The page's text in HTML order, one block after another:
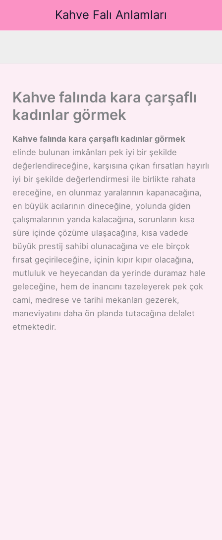
Kahve Falı Anlamları
Kahve falında kara çarşaflı
kadınlar görmek
Kahve falında kara çarşaflı kadınlar görmek
elinde bulunan imkânları pek iyi bir şekilde
değerlendireceğine, karşısına çıkan fırsatları hayırlı
iyi bir şekilde değerlendirmesi ile birlikte rahata
ereceğine, en olunmaz yaralarının kapanacağına,
en büyük acılarının dineceğine, yolunda giden
çalışmalarının yarıda kalacağına, sorunların kısa
süre içinde çözüme ulaşacağına, kısa vadede
büyük prestij sahibi olunacağına ve ele birçok
fırsat geçirileceğine, içinin kıpır kıpır olacağına,
mutluluk ve heyecandan da yerinde duramaz hale
geleceğine, hem de inancını tazeleyerek pek çok
cami, medrese ve tarihi mekanları gezerek,
maneviyatını daha ön planda tutacağına delalet
etmektedir.